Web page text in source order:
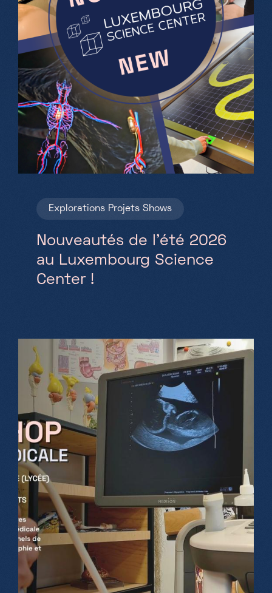
Explorations Projets Shows
Nouveautés de l’été 2026
au Luxembourg Science
Center !